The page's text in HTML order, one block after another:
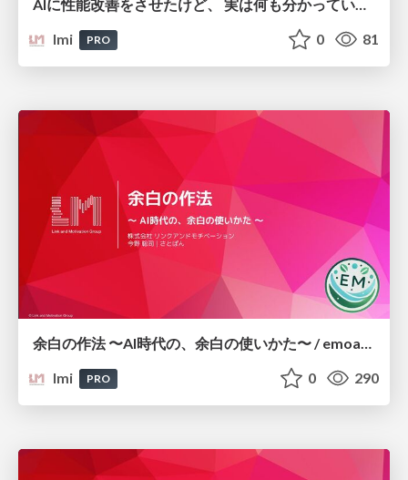
AIに性能改善をさせたけど、 実は何も分かっていなかった話/ai-performance-improvement_link-and-motivation
lmi
PRO 0 81
余白の作法 〜AI時代の、余白の使いかた〜 / emoasis-12-link-and-motivation
lmi
PRO 0 290